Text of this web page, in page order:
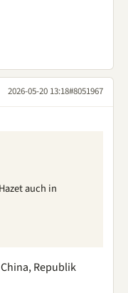
2026-05-20 13:18#8051967
auch in
Republik